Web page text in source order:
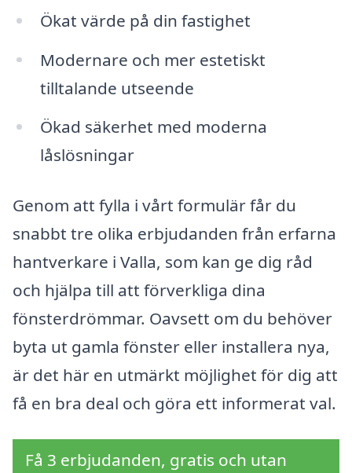
Ökat värde på din fastighet
Modernare och mer estetiskt
tilltalande utseende
Ökad säkerhet med moderna
låslösningar
Genom att fylla i vårt formulär får du
snabbt tre olika erbjudanden från erfarna
hantverkare i Valla, som kan ge dig råd
och hjälpa till att förverkliga dina
fönsterdrömmar. Oavsett om du behöver
byta ut gamla fönster eller installera nya,
är det här en utmärkt möjlighet för dig att
få en bra deal och göra ett informerat val.
Få 3 erbjudanden, gratis och utan